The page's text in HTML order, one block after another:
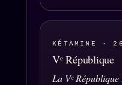
Charte éditoriale
Words RadioFM
KÉTAMINE
Vᵉ République
La Vᵉ